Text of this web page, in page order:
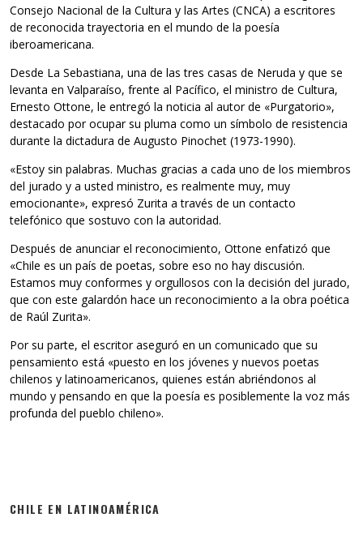
Consejo Nacional de la Cultura y las Artes (CNCA) a escritores
de reconocida trayectoria en el mundo de la poesía
iberoamericana.
Desde La Sebastiana, una de las tres casas de Neruda y que se
levanta en Valparaíso, frente al Pacífico, el ministro de Cultura,
Ernesto Ottone, le entregó la noticia al autor de «Purgatorio»,
destacado por ocupar su pluma como un símbolo de resistencia
durante la dictadura de Augusto Pinochet (1973-1990).
«Estoy sin palabras. Muchas gracias a cada uno de los miembros
del jurado y a usted ministro, es realmente muy, muy
emocionante», expresó Zurita a través de un contacto
telefónico que sostuvo con la autoridad.
Después de anunciar el reconocimiento, Ottone enfatizó que
«Chile es un país de poetas, sobre eso no hay discusión.
Estamos muy conformes y orgullosos con la decisión del jurado,
que con este galardón hace un reconocimiento a la obra poética
de Raúl Zurita».
Por su parte, el escritor aseguró en un comunicado que su
pensamiento está «puesto en los jóvenes y nuevos poetas
chilenos y latinoamericanos, quienes están abriéndonos al
mundo y pensando en que la poesía es posiblemente la voz más
profunda del pueblo chileno».
CHILE EN LATINOAMÉRICA